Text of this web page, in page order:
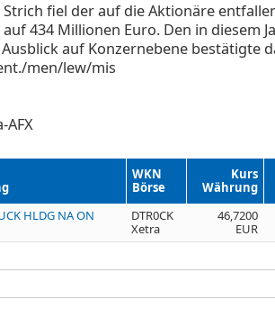
fiel der auf die Aktionäre
434 Millionen Euro. Den in diesem
auf Konzernebene bestätigte
men/lew/mis
AFX
WKN
Börse
Kurs
Währung
HLDG NA ON
DTR0CK
Xetra
46,7200
EUR